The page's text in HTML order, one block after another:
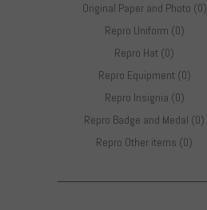
Original Paper and Photo (0)
Repro Uniform (0)
Repro Hat (0)
Repro Equipment (0)
Repro Insignia (0)
Repro Badge and Medal (0)
Repro Other items (0)